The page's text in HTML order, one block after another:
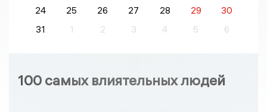
24
25 26 27 28 29
30
31
1 2 3 4 5 6
100 самых влиятельных людей